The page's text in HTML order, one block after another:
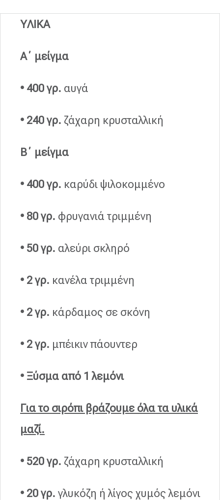
ΥΛΙΚΑ
Α΄ μείγμα
• 400 γρ. αυγά
• 240 γρ. ζάχαρη κρυσταλλική
Β΄ μείγμα
• 400 γρ. καρύδι ψιλοκομμένο
• 80 γρ. φρυγανιά τριμμένη
• 50 γρ. αλεύρι σκληρό
• 2 γρ. κανέλα τριμμένη
• 2 γρ. κάρδαμος σε σκόνη
• 2 γρ. μπέικιν πάουντερ
• Ξύσμα από 1 λεμόνι
Για το σιρόπι βράζουμε όλα τα υλικά
μαζί.
• 520 γρ. ζάχαρη κρυσταλλική
• 20 γρ. γλυκόζη ή λίγος χυμός λεμόνι